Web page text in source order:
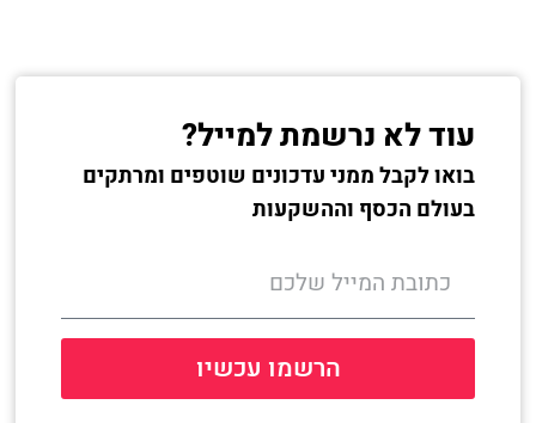
עוד לא נרשמת למייל?
בואו לקבל ממני עדכונים שוטפים ומרתקים
בעולם הכסף וההשקעות
הרשמו עכשיו